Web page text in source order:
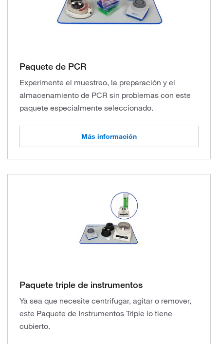
Paquete de PCR
Experimente el muestreo, la preparación y el
almacenamiento de PCR sin problemas con este
paquete especialmente seleccionado.
Más información
Paquete triple de instrumentos
Ya sea que necesite centrifugar, agitar o remover,
este Paquete de Instrumentos Triple lo tiene
cubierto.